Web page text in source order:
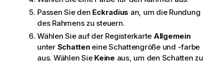
Passen Sie den Eckradius an, um die Rundung
des Rahmens zu steuern.
Wählen Sie auf der Registerkarte Allgemein
unter Schatteneine Schattengröße und -farbe
aus. Wählen Sie Keine aus, um den Schatten zu